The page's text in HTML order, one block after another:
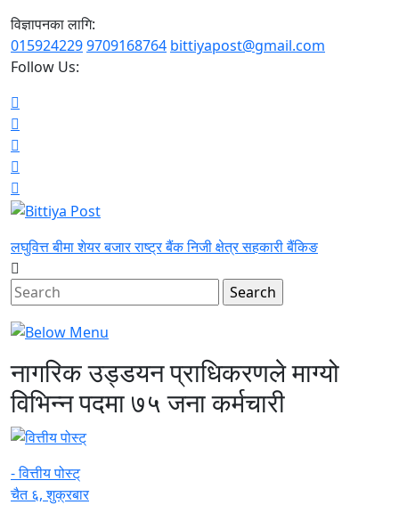
विज्ञापनका लागि:
0159242299709168764 bittiyapost@gmail.com
Follow Us:
लघुवित्तबीमाशेयर बजारराष्ट्र बैंकनिजी क्षेत्रसहकारीबैंकिङ
नागरिक उड्डयन प्राधिकरणले माग्यो
विभिन्न पदमा ७५ जना कर्मचारी
- वित्तीय पोस्ट्
चैत ६, शुक्रबार